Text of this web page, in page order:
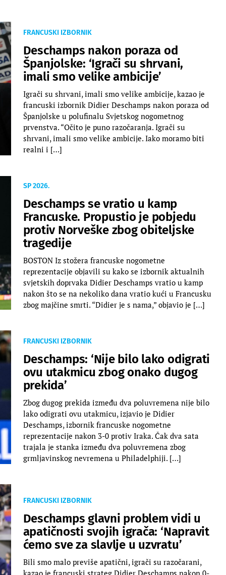
FRANCUSKI IZBORNIK
Deschamps nakon poraza od
Španjolske: ‘Igrači su shrvani,
imali smo velike ambicije’
Igrači su shrvani, imali smo velike ambicije, kazao je
francuski izbornik Didier Deschamps nakon poraza od
Španjolske u polufinalu Svjetskog nogometnog
prvenstva. “Očito je puno razočaranja. Igrači su
shrvani, imali smo velike ambicije. Iako moramo biti
realni i […]
SP 2026.
Deschamps se vratio u kamp
Francuske. Propustio je pobjedu
protiv Norveške zbog obiteljske
tragedije
BOSTON Iz stožera francuske nogometne
reprezentacije objavili su kako se izbornik aktualnih
svjetskih doprvaka Didier Deschamps vratio u kamp
nakon što se na nekoliko dana vratio kući u Francusku
zbog majčine smrti. “Didier je s nama,” objavio je […]
FRANCUSKI IZBORNIK
Deschamps: ‘Nije bilo lako odigrati
ovu utakmicu zbog onako dugog
prekida’
Zbog dugog prekida između dva poluvremena nije bilo
lako odigrati ovu utakmicu, izjavio je Didier
Deschamps, izbornik francuske nogometne
reprezentacije nakon 3-0 protiv Iraka. Čak dva sata
trajala je stanka između dva poluvremena zbog
grmljavinskog nevremena u Philadelphiji. […]
FRANCUSKI IZBORNIK
Deschamps glavni problem vidi u
apatičnosti svojih igrača: ‘Napravit
ćemo sve za slavlje u uzvratu’
Bili smo malo previše apatični, igrači su razočarani,
kazao je francuski strateg Didier Deschamps nakon 0-